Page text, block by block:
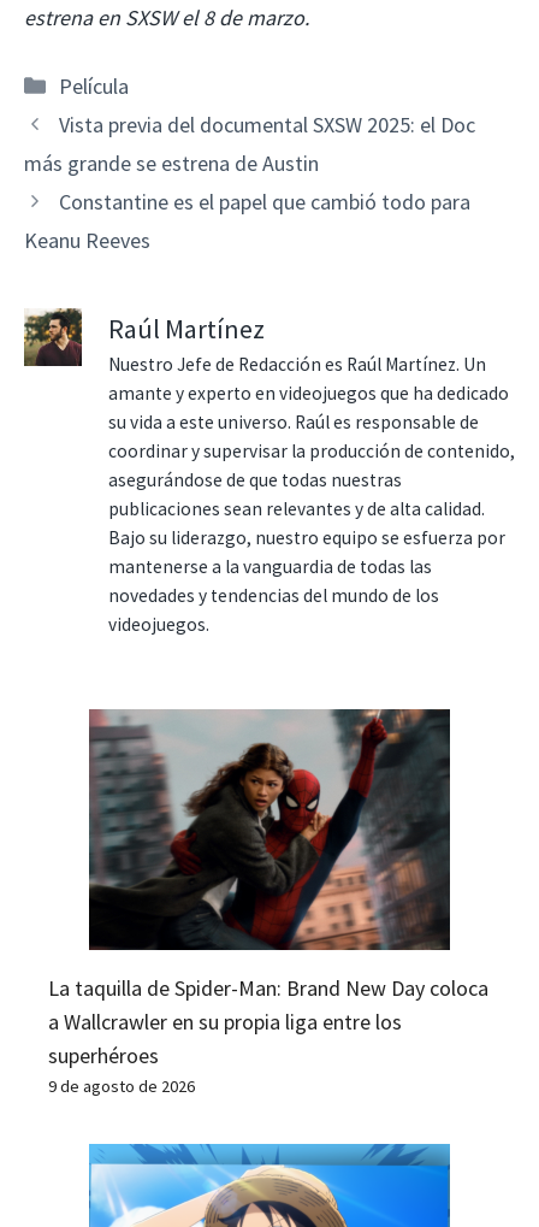
estrena en SXSW el 8 de marzo.
Categorías
Película
Vista previa del documental SXSW 2025: el Doc
más grande se estrena de Austin
Constantine es el papel que cambió todo para
Keanu Reeves
Raúl Martínez
Nuestro Jefe de Redacción es Raúl Martínez. Un
amante y experto en videojuegos que ha dedicado
su vida a este universo. Raúl es responsable de
coordinar y supervisar la producción de contenido,
asegurándose de que todas nuestras
publicaciones sean relevantes y de alta calidad.
Bajo su liderazgo, nuestro equipo se esfuerza por
mantenerse a la vanguardia de todas las
novedades y tendencias del mundo de los
videojuegos.
La taquilla de Spider-Man: Brand New Day coloca
a Wallcrawler en su propia liga entre los
superhéroes
9 de agosto de 2026